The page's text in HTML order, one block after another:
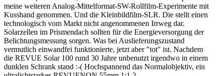
meine weiteren Analog-Mittelformat-SW-Rollfilm-Experimente mit
Kusshand genommen. Und die Kleinbildfilm-SLR. Die stellt einen
technologisch vom Markt nicht angenommenen Irrweg dar.
Solarzellen im Prismendach sollten für die Energieversorgung der
Belichtungsmessung sorgen. Was bei Auslieferungszustand
vermutlich einwandfei funktionierte, jetzt aber "tot" ist. Nachdem
die REVUE Solar 100 rund 30 Jahre unbenutzt irgendwo in einem
dunklen Schrank stand :-( Hochspannend das Normalobjektiv, ein